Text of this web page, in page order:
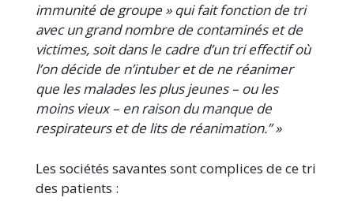
immunité de groupe » qui fait fonction de tri
avec un grand nombre de contaminés et de
victimes, soit dans le cadre d’un tri effectif où
l’on décide de n’intuber et de ne réanimer
que les malades les plus jeunes – ou les
moins vieux – en raison du manque de
respirateurs et de lits de réanimation.” »
Les sociétés savantes sont complices de ce tri
des patients :